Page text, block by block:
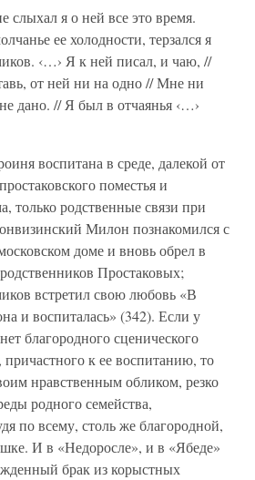
я о ней все это время.
ее холодности, терзался я
‹…› Я к ней писал, и чаю, //
от ней ни на одно // Мне ни
дано. // Я был в отчаянья ‹…›
воспитана в среде, далекой от
поместья и
только родственные связи при
Милон познакомился с
доме и вновь обрел в
Простаковых;
встретил свою любовь «В
и воспиталась» (342). Если у
благородного сценического
к ее воспитанию, то
нравственным обликом, резко
родного семейства,
по всему, столь же благородной,
И в «Недоросле», и в «Ябеде»
брак из корыстных